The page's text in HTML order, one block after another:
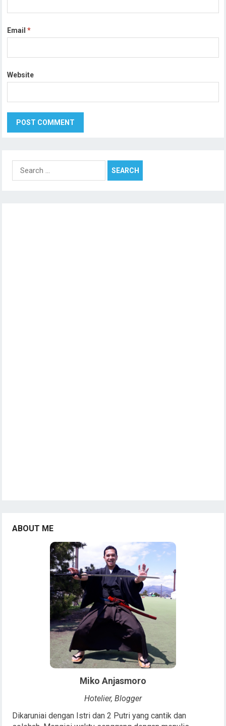
Email*
Website
for:
ABOUT ME
Miko Anjasmoro
Hotelier, Blogger
Dikaruniai dengan Istri dan 2 Putri yang cantik dan